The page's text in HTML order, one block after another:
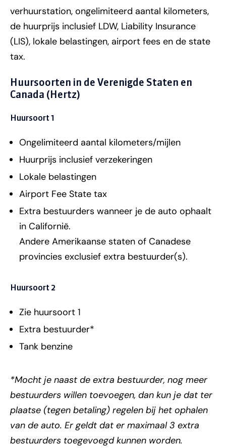
verhuurstation, ongelimiteerd aantal kilometers,
de huurprijs inclusief LDW, Liability Insurance
(LIS), lokale belastingen, airport fees en de state
tax.
Huursoorten in de Verenigde Staten en
Canada (Hertz)
Huursoort 1
Ongelimiteerd aantal kilometers/mijlen
Huurprijs inclusief verzekeringen
Lokale belastingen
Airport Fee State tax
Extra bestuurders wanneer je de auto ophaalt
in Californië.
Andere Amerikaanse staten of Canadese
provincies exclusief extra bestuurder(s).
Huursoort 2
Zie huursoort 1
Extra bestuurder*
Tank benzine
*Mocht je naast de extra bestuurder, nog meer
bestuurders willen toevoegen, dan kun je dat ter
plaatse (tegen betaling) regelen bij het ophalen
van de auto. Er geldt dat er maximaal 3 extra
bestuurders toegevoegd kunnen worden.